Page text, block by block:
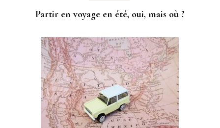
Partir en voyage en été, oui, mais où ?